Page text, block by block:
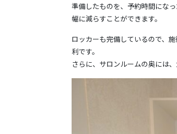
準備したものを、予約時間にな
幅に減らすことができます。
ロッカーも完備しているので、
利です。
さらに、サロンルームの奥には